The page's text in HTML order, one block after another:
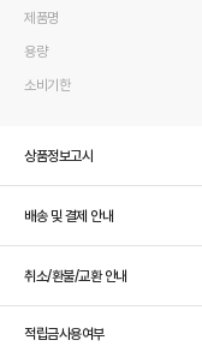
제품명
용량
소비기한
상품정보고시
배송 및 결제 안내
취소/환불/교환 안내
적립금사용여부